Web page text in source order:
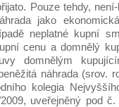
Pouze tehdy,
jako
neplatné kupní
cenu a domnělý
domnělým
náhrada (srov.
kolegia
uveřejněný pod